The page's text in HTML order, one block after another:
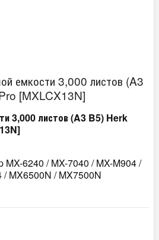
емкости 3,000 листов (A3
[MXLCX13N]
3,000 листов (A3 B5) Herk
MX-6240 / MX-7040 / MX-M904 /
/ MX6500N / MX7500N